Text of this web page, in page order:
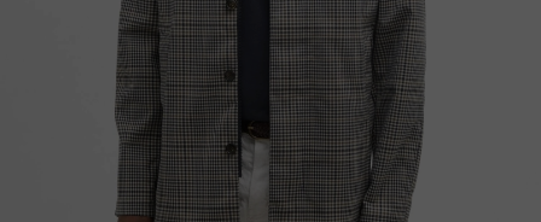
HANDSCHOENEN
OVERHEMDEN